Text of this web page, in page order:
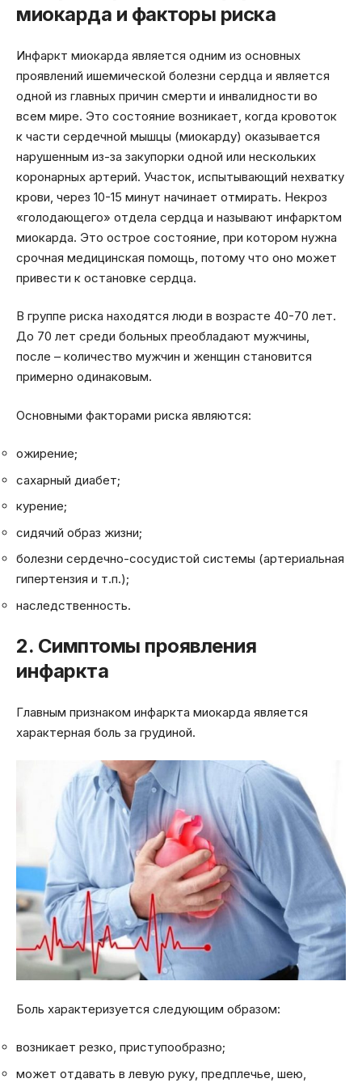
миокарда и факторы риска
Инфаркт миокарда является одним из основных
проявлений ишемической болезни сердца и является
одной из главных причин смерти и инвалидности во
всем мире. Это состояние возникает, когда кровоток
к части сердечной мышцы (миокарду) оказывается
нарушенным из-за закупорки одной или нескольких
коронарных артерий. Участок, испытывающий нехватку
крови, через 10-15 минут начинает отмирать. Некроз
«голодающего» отдела сердца и называют инфарктом
миокарда. Это острое состояние, при котором нужна
срочная медицинская помощь, потому что оно может
привести к остановке сердца.
В группе риска находятся люди в возрасте 40-70 лет.
До 70 лет среди больных преобладают мужчины,
после – количество мужчин и женщин становится
примерно одинаковым.
Основными факторами риска являются:
ожирение;
сахарный диабет;
курение;
сидячий образ жизни;
болезни сердечно-сосудистой системы (артериальная
гипертензия и т.п.);
наследственность.
2. Симптомы проявления
инфаркта
Главным признаком инфаркта миокарда является
характерная боль за грудиной.
Боль характеризуется следующим образом:
возникает резко, приступообразно;
может отдавать в левую руку, предплечье, шею,